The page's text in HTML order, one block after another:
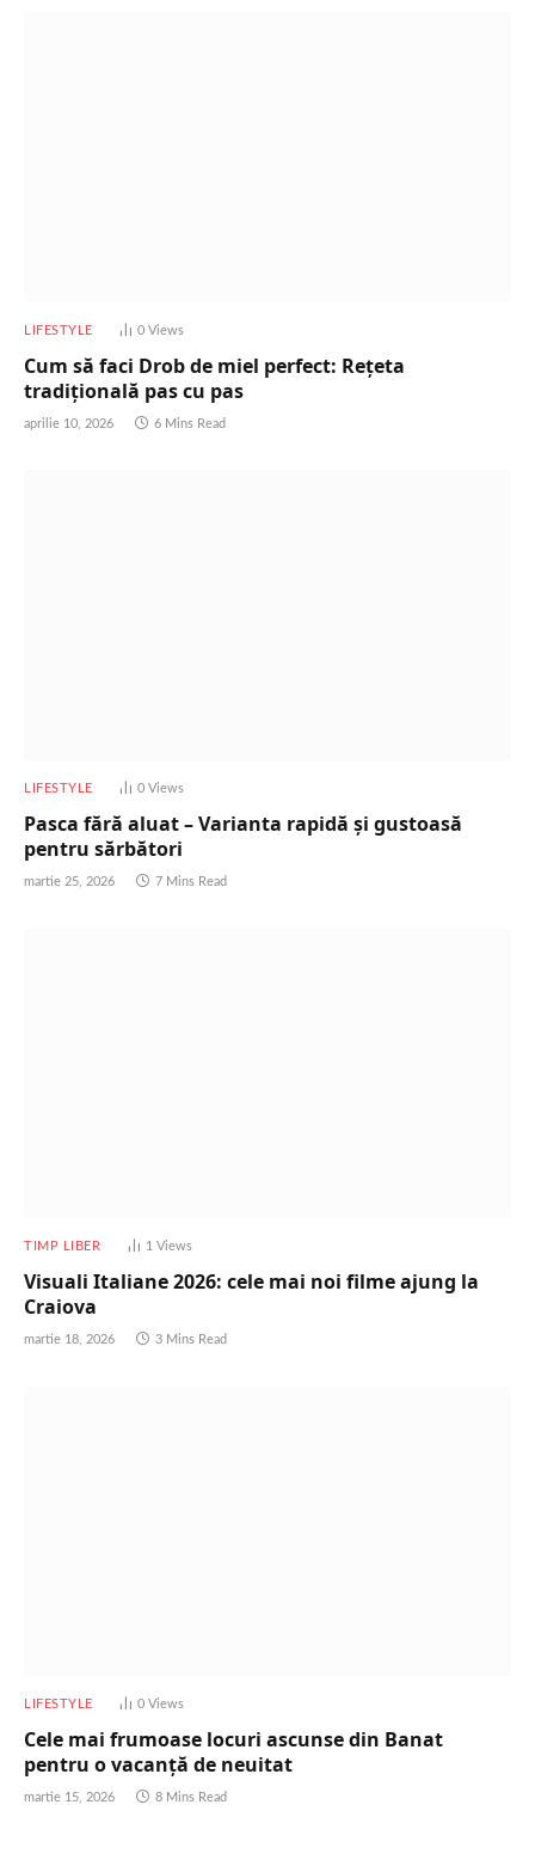
LIFESTYLE 0 Views
Cum să faci Drob de miel perfect: Rețeta
tradițională pas cu pas
aprilie 10, 2026 6 Mins Read
LIFESTYLE 0 Views
Pasca fără aluat – Varianta rapidă și gustoasă
pentru sărbători
martie 25, 2026 7 Mins Read
TIMP LIBER 1 Views
Visuali Italiane 2026: cele mai noi filme ajung la
Craiova
martie 18, 2026 3 Mins Read
LIFESTYLE 0 Views
Cele mai frumoase locuri ascunse din Banat
pentru o vacanță de neuitat
martie 15, 2026 8 Mins Read